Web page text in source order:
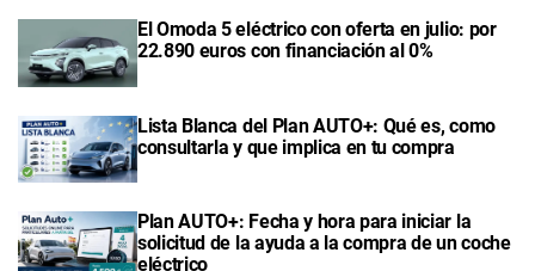
El Omoda 5 eléctrico con oferta en julio: por
22.890 euros con financiación al 0%
Lista Blanca del Plan AUTO+: Qué es, como
consultarla y que implica en tu compra
Plan AUTO+: Fecha y hora para iniciar la
solicitud de la ayuda a la compra de un coche
eléctrico